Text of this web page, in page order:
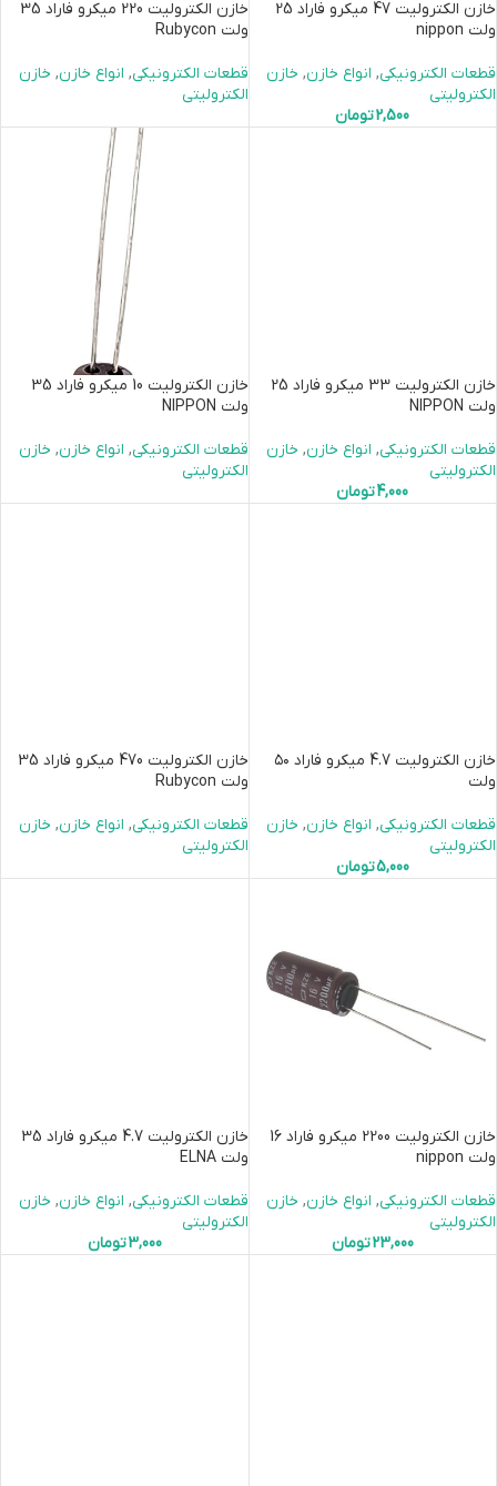
خازن الکترولیت 47 میکرو فاراد 25
ولت nippon
قطعات الکترونیکی, انواع خازن, خازن
الکترولیتی
2,500تومان
خازن الکترولیت 220 میکرو فاراد 35
ولت Rubycon
قطعات الکترونیکی, انواع خازن, خازن
الکترولیتی
خازن الکترولیت 33 میکرو فاراد 25
ولت NIPPON
قطعات الکترونیکی, انواع خازن, خازن
الکترولیتی
4,000تومان
خازن الکترولیت 10 میکرو فاراد 35
ولت NIPPON
قطعات الکترونیکی, انواع خازن, خازن
الکترولیتی
خازن الکترولیت 4.7 میکرو فاراد ۵۰
ولت
قطعات الکترونیکی, انواع خازن, خازن
الکترولیتی
5,000تومان
خازن الکترولیت 470 میکرو فاراد 35
ولت Rubycon
قطعات الکترونیکی, انواع خازن, خازن
الکترولیتی
خازن الکترولیت 2200 میکرو فاراد 16
ولت nippon
قطعات الکترونیکی, انواع خازن, خازن
الکترولیتی
23,000تومان
خازن الکترولیت 4.7 میکرو فاراد 35
ولت ELNA
قطعات الکترونیکی, انواع خازن, خازن
الکترولیتی
3,000تومان